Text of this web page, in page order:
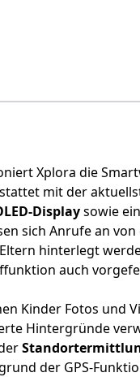
Xplora die
mit der
Displaysowie
sich Anrufe an
hinterlegt
auch
Kinder Fotos und
Hintergründe
der GPS-